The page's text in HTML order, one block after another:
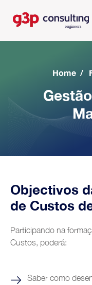
G3P Consulting
Competências e
Parcerias
Manutenção e
Formação e
Farmaceutica
Sector
Indústria
Indústria alimentar
Resources
Videos
Glossário
Contactos
Home /
Objectivos
de Custos
Participando na
Custos, poderá:
Saber como